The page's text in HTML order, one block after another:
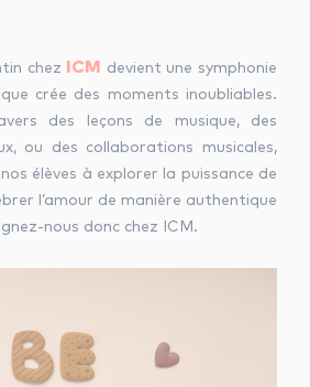
chez ICM
devient une symphonie
crée des moments inoubliables.
des leçons de musique, des
ou des collaborations musicales,
élèves à explorer la puissance de
l’amour de manière authentique
nous donc chez ICM.